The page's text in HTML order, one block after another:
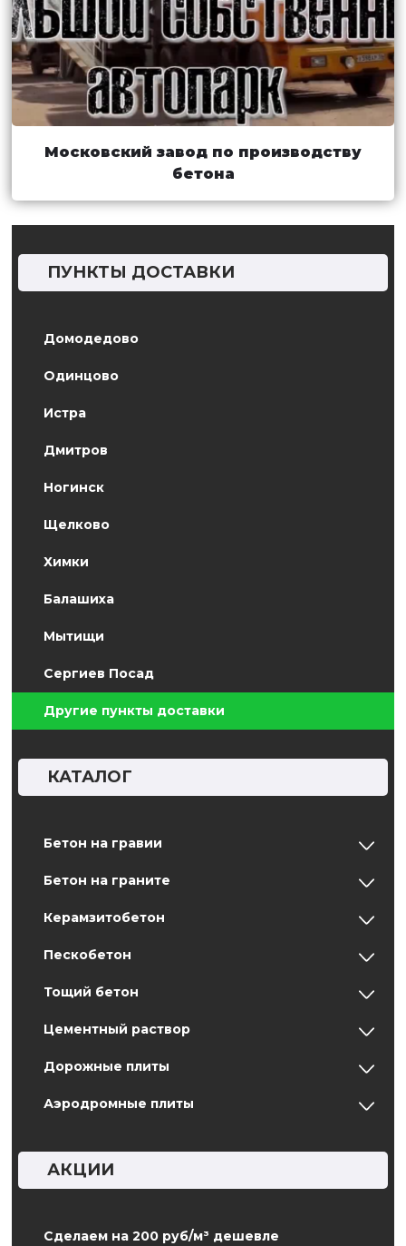
ПУНКТЫ ДОСТАВКИ
Домодедово
Одинцово
Истра
Дмитров
Ногинск
Щелково
Химки
Балашиха
Мытищи
Сергиев Посад
Другие пункты доставки
КАТАЛОГ
Бетон на гравии
Бетон на граните
Керамзитобетон
Пескобетон
Тощий бетон
Цементный раствор
Дорожные плиты
Аэродромные плиты
АКЦИИ
Сделаем на 200 руб/м³ дешевле
Московский завод по производству
бетона